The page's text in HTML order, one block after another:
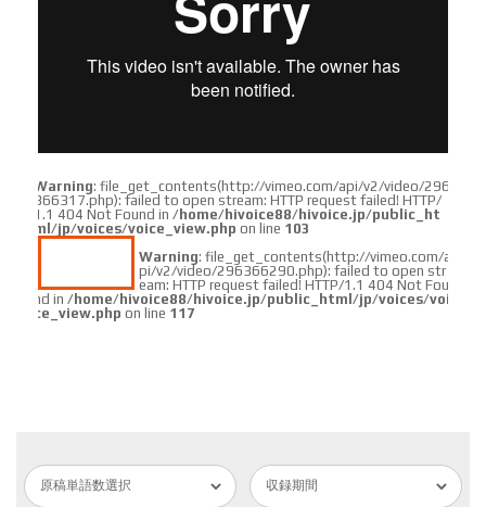
Warning: file_get_contents(http://vimeo.com/api/v2/video/296
366317.php): failed to open stream: HTTP request failed! HTTP/
1.1 404 Not Found in/home/hivoice88/hivoice.jp/public_ht
ml/jp/voices/voice_view.php on line 103
Warning: file_get_contents(http://vimeo.com/a
pi/v2/video/296366290.php): failed to open str
eam: HTTP request failed! HTTP/1.1 404 Not Fou
nd in/home/hivoice88/hivoice.jp/public_html/jp/voices/voi
ce_view.php on line 117